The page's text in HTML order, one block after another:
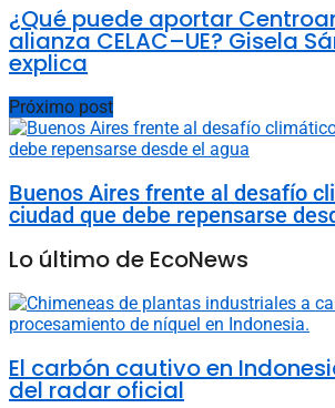
¿Qué puede aportar
alianza CELAC–UE? Gisela
explica
Próximo post
Buenos Aires frente al desafío
ciudad que debe repensarse
Lo último de EcoNews
El carbón cautivo en
del radar oficial